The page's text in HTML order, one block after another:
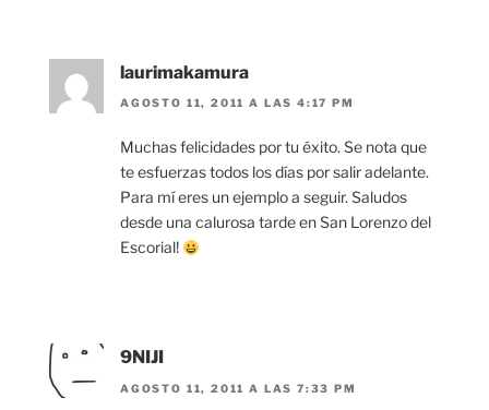
laurimakamura
AGOSTO 11, 2011 A LAS 4:17 PM
Muchas felicidades por tu éxito. Se nota que
te esfuerzas todos los días por salir adelante.
Para mí eres un ejemplo a seguir. Saludos
desde una calurosa tarde en San Lorenzo del
Escorial!
9NIJI
AGOSTO 11, 2011 A LAS 7:33 PM